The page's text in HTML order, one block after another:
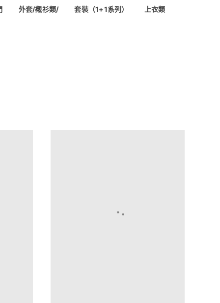
外套/襯衫類/ 套裝（1+1系列） 上衣類